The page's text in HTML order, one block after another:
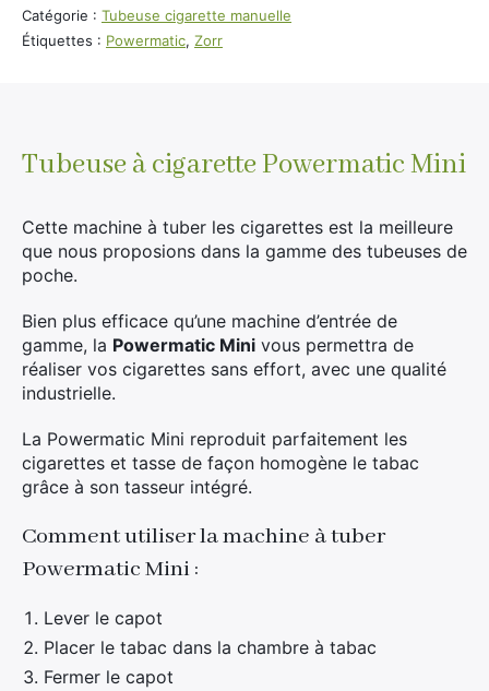
pour
rejoindre
ce
Catégorie : Tubeuse cigarette manuelle
Étiquettes : Powermatic, Zorr
Tubeuse à cigarette Powermatic Mini
Cette machine à tuber les cigarettes est la meilleure
que nous proposions dans la gamme des tubeuses de
poche.
Bien plus efficace qu’une machine d’entrée de
gamme, la Powermatic Mini vous permettra de
réaliser vos cigarettes sans effort, avec une qualité
industrielle.
La Powermatic Mini reproduit parfaitement les
cigarettes et tasse de façon homogène le tabac
grâce à son tasseur intégré.
Comment utiliser la machine à tuber
Powermatic Mini :
Lever le capot
Placer le tabac dans la chambre à tabac
Fermer le capot
Booster E-Liquide